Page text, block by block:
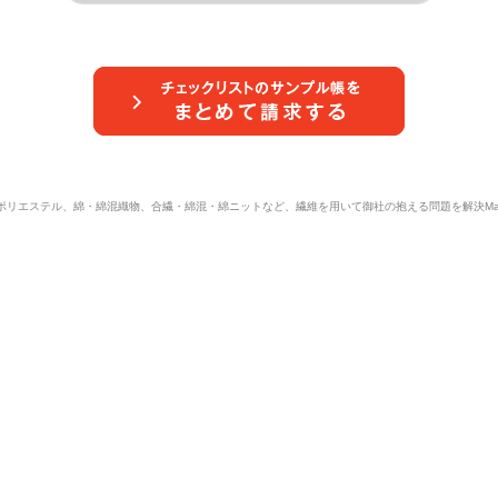
リエステル、綿・綿混織物、合繊・綿混・綿ニットなど、繊維を用いて御社の抱える問題を解決